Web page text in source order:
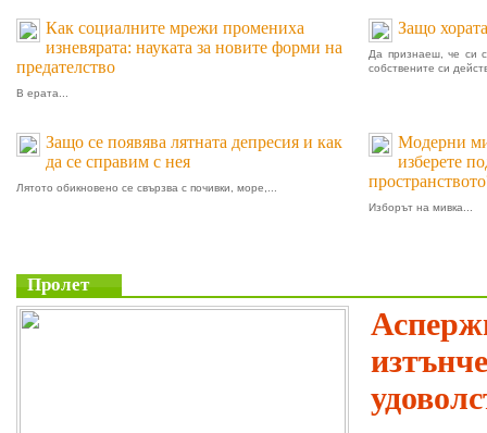
Как социалните мрежи промениха
изневярата: науката за новите форми на
предателство
В ерата...
Защо
Да признаеш, че си
собствените си
Защо се появява лятната депресия и как
да се справим с нея
Лятото обикновено се свързва с почивки, море,...
Модерни
изберете
Изборът на мивка...
Пролет